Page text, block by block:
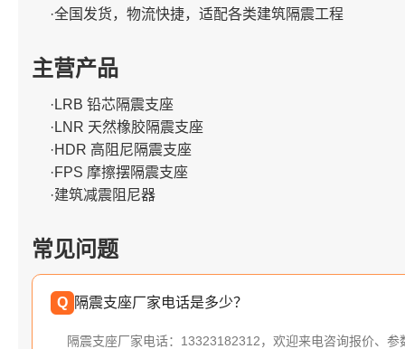
·全国发货，物流快捷，适配各类建筑隔震工程
主营产品
·LRB 铅芯隔震支座
·LNR 天然橡胶隔震支座
·HDR 高阻尼隔震支座
·FPS 摩擦摆隔震支座
·建筑减震阻尼器
常见问题
Q 隔震支座厂家电话是多少？
隔震支座厂家电话：13323182312，欢迎来电咨询报价、参